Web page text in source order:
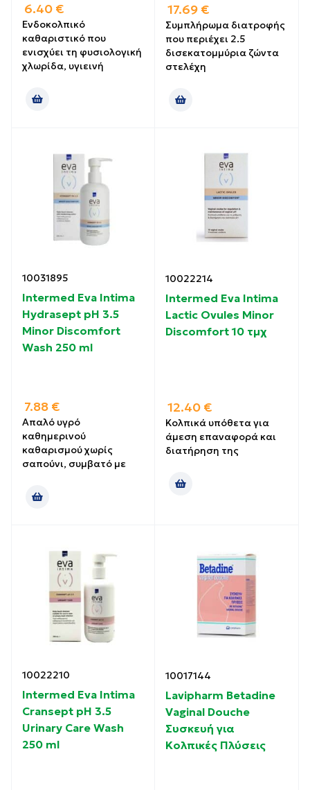
6.40 €
Ενδοκολπικό
καθαριστικό που
ενισχύει τη φυσιολογική
χλωρίδα, υγιεινή
17.69 €
Συμπλήρωμα διατροφής
που περιέχει 2.5
δισεκατομμύρια ζώντα
στελέχη
10031895
Intermed Eva Intima
Hydrasept pH 3.5
Minor Discomfort
Wash 250 ml
7.88 €
Aπαλό υγρό
καθημερινού
καθαρισμού χωρίς
σαπούνι, συμβατό με
10022214
Intermed Eva Intima
Lactic Ovules Minor
Discomfort 10 τμχ
12.40 €
Κολπικά υπόθετα για
άμεση επαναφορά και
διατήρηση της
10022210
Intermed Eva Intima
Cransept pH 3.5
Urinary Care Wash
250 ml
10017144
Lavipharm Betadine
Vaginal Douche
Συσκευή για
Κολπικές Πλύσεις